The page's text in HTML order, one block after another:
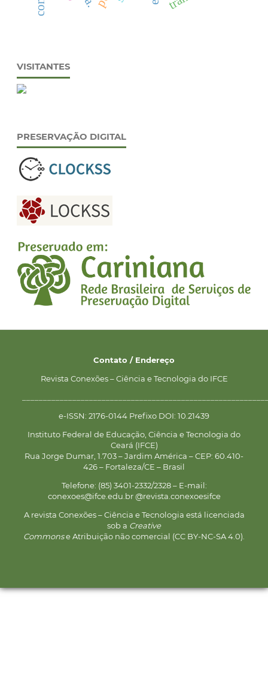
VISITANTES
PRESERVAÇÃO DIGITAL
Contato / Endereço
Revista Conexões – Ciência e Tecnologia do IFCE
e-ISSN: 2176-0144 Prefixo DOI: 10.21439
Instituto Federal de Educação, Ciência e Tecnologia do
Ceará (IFCE)
Rua Jorge Dumar, 1.703 – Jardim América – CEP: 60.410-
426 – Fortaleza/CE – Brasil
Telefone: (85) 3401-2332/2328 – E-mail:
conexoes@ifce.edu.br @revista.conexoesifce
A revista Conexões – Ciência e Tecnologia está licenciada
sob a Creative
Commonse Atribuição não comercial (CC BY-NC-SA 4.0).